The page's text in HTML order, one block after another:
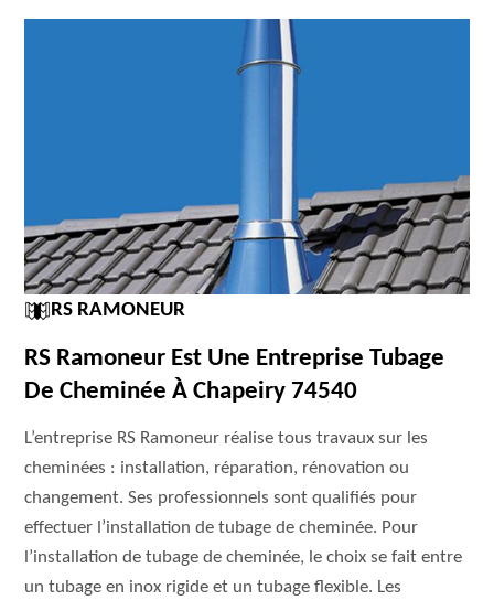
RS RAMONEUR
RS Ramoneur Est Une Entreprise Tubage
De Cheminée À Chapeiry 74540
L’entreprise RS Ramoneur réalise tous travaux sur les
cheminées : installation, réparation, rénovation ou
changement. Ses professionnels sont qualifiés pour
effectuer l’installation de tubage de cheminée. Pour
l’installation de tubage de cheminée, le choix se fait entre
un tubage en inox rigide et un tubage flexible. Les